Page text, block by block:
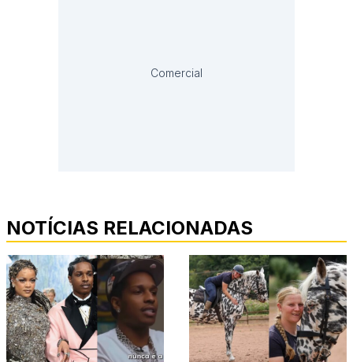
Comercial
NOTÍCIAS RELACIONADAS